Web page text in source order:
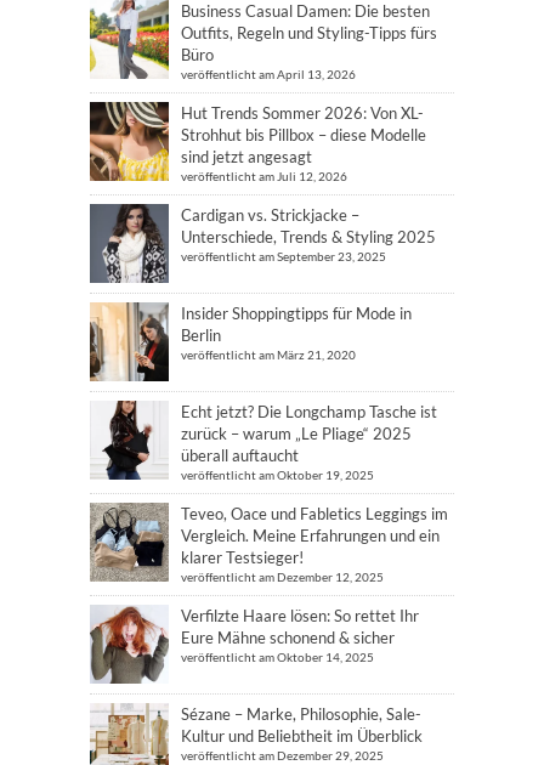
Business Casual Damen: Die besten
Outfits, Regeln und Styling-Tipps fürs
Büro
veröffentlicht am April 13, 2026
Hut Trends Sommer 2026: Von XL-
Strohhut bis Pillbox – diese Modelle
sind jetzt angesagt
veröffentlicht am Juli 12, 2026
Cardigan vs. Strickjacke –
Unterschiede, Trends & Styling 2025
veröffentlicht am September 23, 2025
Insider Shoppingtipps für Mode in
Berlin
veröffentlicht am März 21, 2020
Echt jetzt? Die Longchamp Tasche ist
zurück – warum „Le Pliage“ 2025
überall auftaucht
veröffentlicht am Oktober 19, 2025
Teveo, Oace und Fabletics Leggings im
Vergleich. Meine Erfahrungen und ein
klarer Testsieger!
veröffentlicht am Dezember 12, 2025
Verfilzte Haare lösen: So rettet Ihr
Eure Mähne schonend & sicher
veröffentlicht am Oktober 14, 2025
Sézane – Marke, Philosophie, Sale-
Kultur und Beliebtheit im Überblick
veröffentlicht am Dezember 29, 2025